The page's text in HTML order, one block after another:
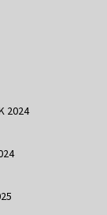
2024